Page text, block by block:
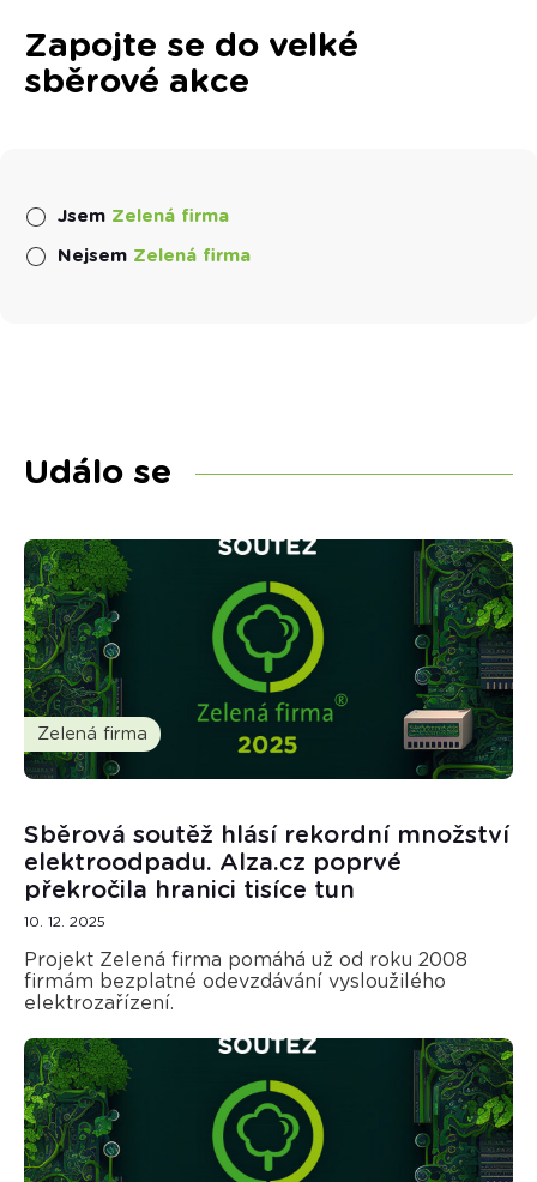
Zapojte se do velké
sběrové akce
Jsem Zelená firma
Nejsem Zelená firma
Událo se
Zelená firma
Sběrová soutěž hlásí rekordní množství
elektroodpadu. Alza.cz poprvé
překročila hranici tisíce tun
10. 12. 2025
Projekt Zelená firma pomáhá už od roku 2008
firmám bezplatné odevzdávání vysloužilého
elektrozařízení.